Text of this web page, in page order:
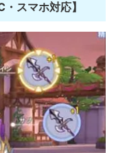
スマホ対応】